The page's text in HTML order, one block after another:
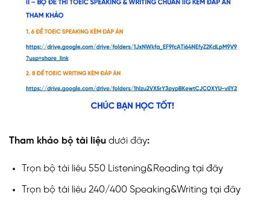
Tham khảo bộ tài liệu dưới đây:
Trọn bộ tài liêu 550 Listening&Reading tại đây
Trọn bộ tài liêu 240/400 Speaking&Writing tại đây